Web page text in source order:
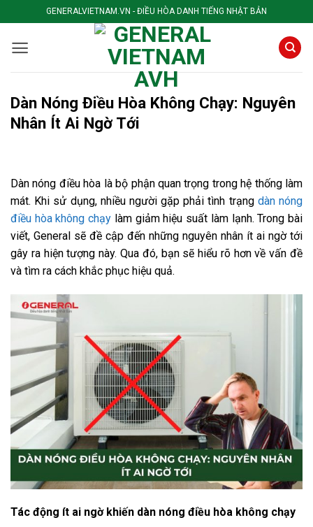
to
content
GENERALVIETNAM.VN - ĐIỀU HÒA DANH TIẾNG NHẬT BẢN
Dàn Nóng Điều Hòa Không Chạy: Nguyên
Nhân Ít Ai Ngờ Tới
Dàn nóng điều hòa là bộ phận quan trọng trong hệ thống làm
mát. Khi sử dụng, nhiều người gặp phải tình trạng dàn nóng
điều hòa không chạy làm giảm hiệu suất làm lạnh. Trong bài
viết, General sẽ đề cập đến những nguyên nhân ít ai ngờ tới
gây ra hiện tượng này. Qua đó, bạn sẽ hiểu rõ hơn về vấn đề
và tìm ra cách khắc phục hiệu quả.
Tác động ít ai ngờ khiến dàn nóng điều hòa không chạy